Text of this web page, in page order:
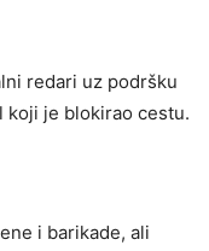
redari uz podršku
koji je blokirao cestu.
i barikade, ali